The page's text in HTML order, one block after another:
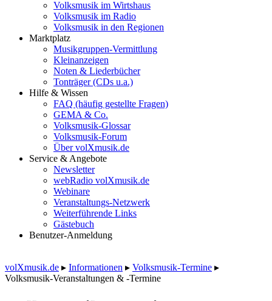
Volksmusik im Wirtshaus
Volksmusik im Radio
Volksmusik in den Regionen
Marktplatz
Musikgruppen-Vermittlung
Kleinanzeigen
Noten & Liederbücher
Tonträger (CDs u.a.)
Hilfe & Wissen
FAQ (häufig gestellte Fragen)
GEMA & Co.
Volksmusik-Glossar
Volksmusik-Forum
Über volXmusik.de
Service & Angebote
Newsletter
webRadio volXmusik.de
Webinare
Veranstaltungs-Netzwerk
Weiterführende Links
Gästebuch
Benutzer-Anmeldung
volXmusik.de ▸ Informationen ▸ Volksmusik-Termine ▸
Volksmusik-Veranstaltungen & -Termine